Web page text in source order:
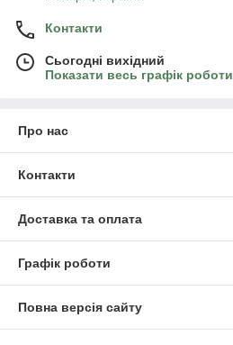
Контакти
Сьогодні вихідний
Показати весь графік роботи
Про нас
Контакти
Доставка та оплата
Графік роботи
Повна версія сайту